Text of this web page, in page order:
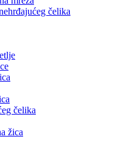
čelika
čelika
žica